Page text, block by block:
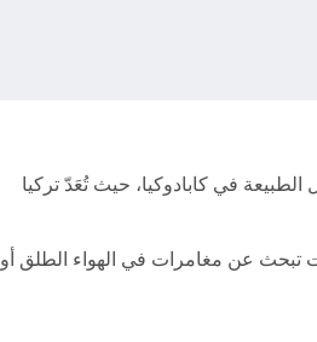
في كابادوكيا، حيث تُعَدّ تركيا
تبحث عن مغامرات في الهواء الطلق أو